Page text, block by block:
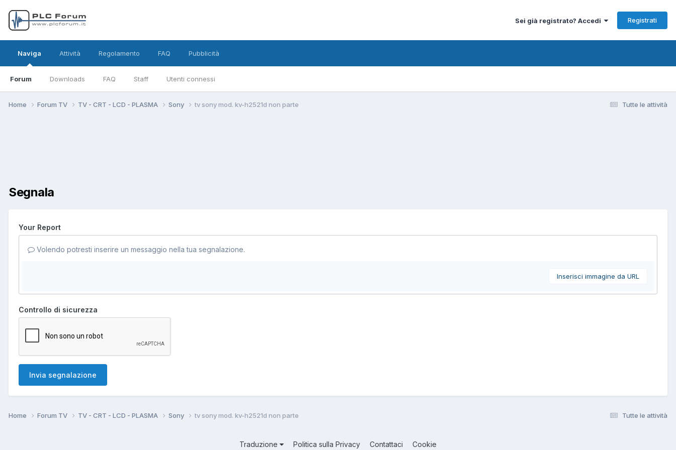
Sei già registrato? Accedi Registrati
Naviga
Forum Downloads FAQ Staff Utenti connessi
Attività Regolamento FAQ Pubblicità
Tutte le attività
Home Forum TV TV - CRT - LCD - PLASMA Sony tv sony mod. kv-h2521d non parte
Segnala
Your Report
Volendo potresti inserire un messaggio nella tua segnalazione.
Inserisci immagine da URL
Controllo di sicurezza
Invia segnalazione
Tutte le attività
Home Forum TV TV - CRT - LCD - PLASMA Sony tv sony mod. kv-h2521d non parte
Traduzione Politica sulla Privacy Contattaci Cookie